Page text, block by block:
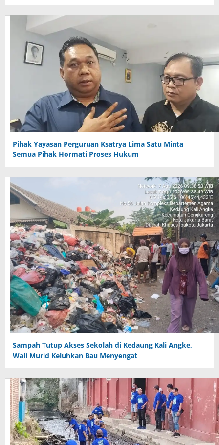
Pihak Yayasan Perguruan Ksatrya Lima Satu Minta
Semua Pihak Hormati Proses Hukum
Sampah Tutup Akses Sekolah di Kedaung Kali Angke,
Wali Murid Keluhkan Bau Menyengat